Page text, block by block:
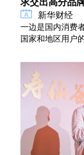
新华财经
一边是国内消费
国家和地区用户